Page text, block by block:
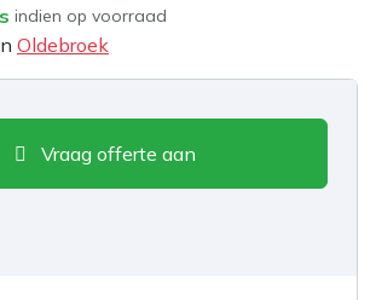
indien op voorraad
Oldebroek
Vraag offerte aan